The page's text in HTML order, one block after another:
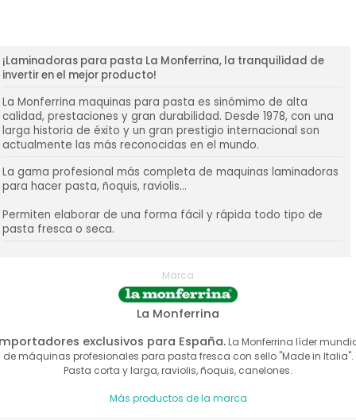
¡Laminadoras para pasta La Monferrina, la tranquilidad de
invertir en el mejor producto!
La Monferrina maquinas para pasta es sinómimo de alta
calidad, prestaciones y gran durabilidad. Desde 1978, con una
larga historia de éxito y un gran prestigio internacional son
actualmente las más reconocidas en el mundo.
La gama profesional más completa de maquinas laminadoras
para hacer pasta, ñoquis, raviolis...
Permiten elaborar de una forma fácil y rápida todo tipo de
pasta fresca o seca.
Marca
La Monferrina
exclusivos para España.La Monferrina líder
de máquinas profesionales para pasta fresca con sello "Made in Italia".
Pasta corta y larga, raviolis, ñoquis, canelones.
Más productos de la marca